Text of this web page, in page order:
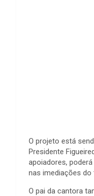
O projeto está
Presidente
apoiadores,
nas imediações do
O pai da cantora